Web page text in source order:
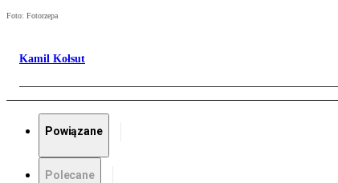
Foto: Fotorzepa
Kamil Kołsut
Powiązane
Polecane